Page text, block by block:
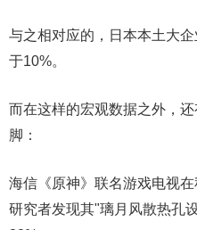
与之相对应的，日本本土大
于10%。
而在这样的宏观数据之外，
脚：
海信《原神》联名游戏电视
研究者发现其"璃月风散热孔